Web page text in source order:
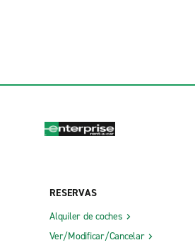
RESERVAS
Alquiler de coches
Ver/Modificar/Cancelar